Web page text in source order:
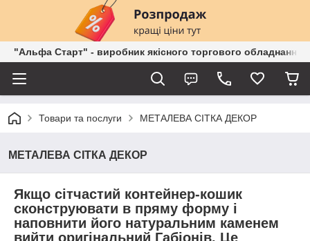
"Альфа Старт" - виробник якісного торгового обладнання
Товари та послуги МЕТАЛЕВА СІТКА ДЕКОР
МЕТАЛЕВА СІТКА ДЕКОР
Якщо сітчастий контейнер-кошик
сконструювати в пряму форму і
наповнити його натуральним каменем
вийти оригінальний Габіонів. Це